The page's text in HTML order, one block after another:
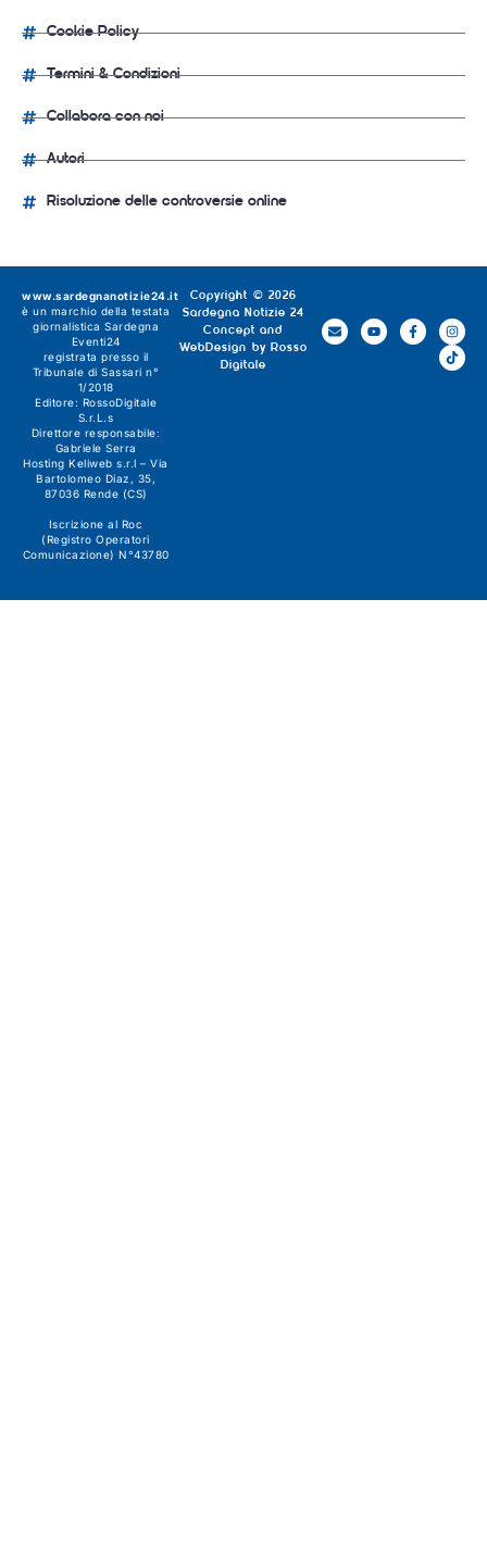
Cookie Policy
Termini & Condizioni
Collabora con noi
Autori
Risoluzione delle controversie online
Copyright © 2026
Sardegna Notizie 24
Concept and
WebDesign by Rosso
Digitale
www.sardegnanotizie24.it
è un marchio della testata
giornalistica Sardegna
Eventi24
registrata presso il
Tribunale di Sassari n°
1/2018
Editore: RossoDigitale
S.r.L.s
Direttore responsabile:
Gabriele Serra
Hosting Keliweb s.r.l – Via
Bartolomeo Diaz, 35,
87036 Rende (CS)
Iscrizione al Roc
(Registro Operatori
Comunicazione) N°43780